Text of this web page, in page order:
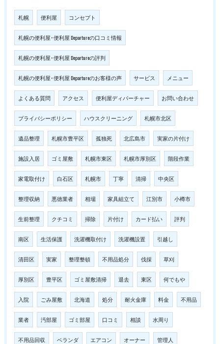
札幌 便利屋 コンセプト
札幌の便利屋･便利屋 Departureの口コミ情報
札幌の便利屋･便利屋 Departureの評判
札幌の便利屋･便利屋 Departureのお客様の声 サービス メニュー
よくある質問 アクセス 便利屋ディパーチャー お問い合わせ
プライバシーポリシー ハウスクリーニング 札幌市北区
遺品整理 札幌市豊平区 孤独死 北広島市 実家の片付け
施設入居 ゴミ屋敷 札幌市東区 札幌市厚別区 階段作業
家電取付け 白石区 札幌市 丁寧 清掃 中央区
整理収納 悪徳業者 相場 家具組立て 江別市 小樽市
生前整理 クチコミ 掃除 片付け カード払い 評判
南区 生活保護 洗濯機取付け 洗濯機設置 引越し
清田区 実家 整理整頓 不用品処分 伐採 草刈
厚別区 豊平区 ゴミ屋敷清掃 退去 東区 何でもや
入院 ごみ屋敷 北海道 処分 耐火金庫 料金 不用品
業者 汚部屋 ゴミ部屋 口コミ 相談 水周り
不用品回収 ベランダ エアコン オーナー 管理人